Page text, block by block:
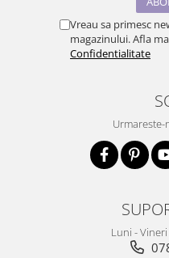
Vreau sa primesc
magazinului. Afla
Confidentialitate
Urmareste-
Luni -